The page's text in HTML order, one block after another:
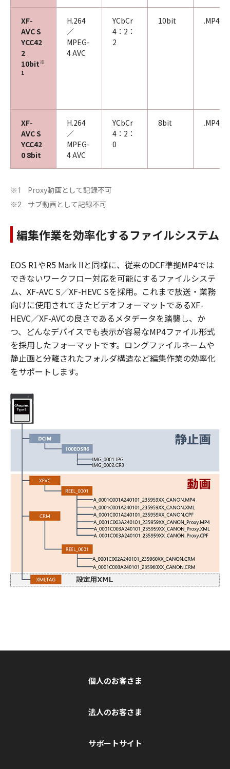
XF-
AVC S
YCC42
2
10bit※
1
H.264
／
MPEG-
4 AVC
YCbCr
4：2：
2
10bit .MP4
XF-
AVC S
YCC42
0 8bit
H.264
／
MPEG-
4 AVC
YCbCr
4：2：
0
8bit .MP4
※1 Proxy動画として記録不可
※2 サブ動画として記録不可
編集作業を効率化するファイルシステム
EOS R1やR5 Mark IIと同様に、従来のDCF準拠MP4では
できないワークフロー対応を可能にするファイルシステ
ム、XF-AVC S／XF-HEVC Sを採用。これまで放送・業務
向けに使用されてきたビデオフォーマットであるXF-
HEVC／XF-AVCの良さであるメタデータを踏襲し、か
つ、どんなデバイスでも表示が容易なMP4ファイル形式
を採用したフォーマットです。ロングファイルネームや
静止画と分離されたフォルダ構造など編集作業の効率化
をサポートします。
個人のお客さま
法人のお客さま
サポートサイト